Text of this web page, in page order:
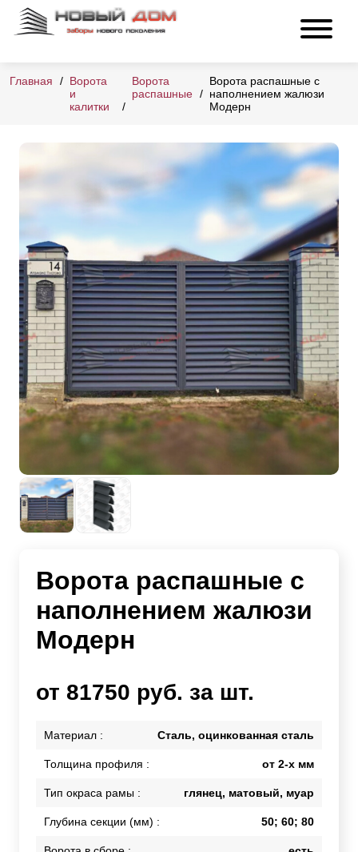
Главная
Ворота
и
калитки
Ворота
распашные
Ворота распашные с
наполнением жалюзи
Модерн
Ворота распашные с
наполнением жалюзи
Модерн
от 81750 руб. за шт.
Материал : Сталь, оцинкованная сталь
Толщина профиля : от 2-х мм
Тип окраса рамы : глянец, матовый, муар
Глубина секции (мм) : 50; 60; 80